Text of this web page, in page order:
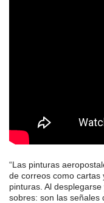
“Las pinturas
de correos como cartas
pinturas. Al
sobres: son las señales